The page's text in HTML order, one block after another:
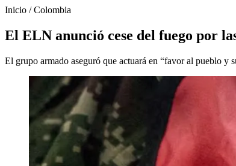
Inicio /Colombia
El ELN anunció cese del fuego por
El grupo armado aseguró que actuará en “favor al pueblo y